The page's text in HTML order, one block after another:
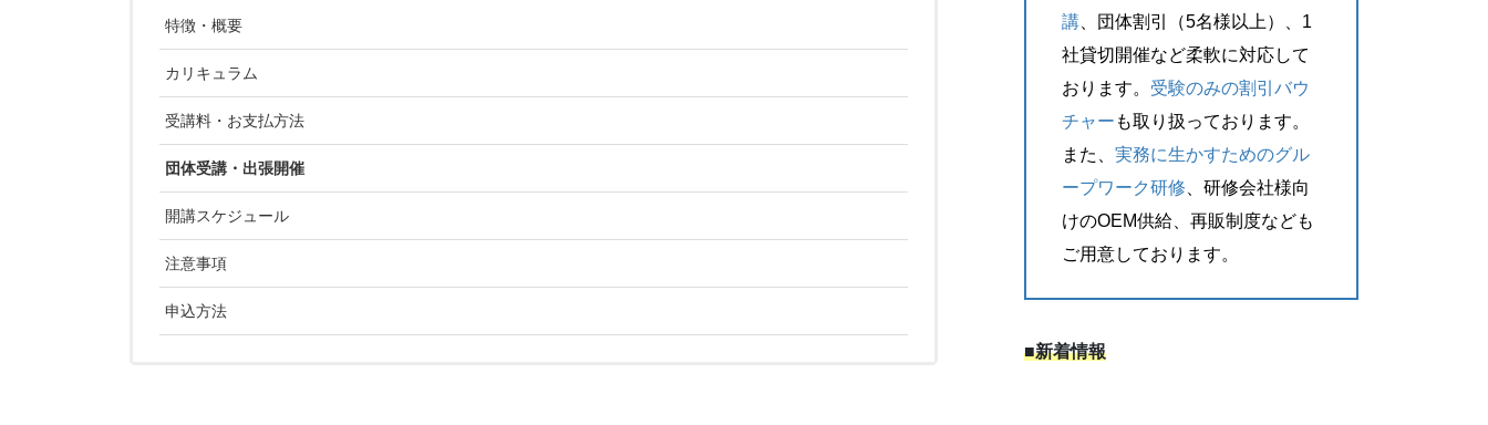
特徴・概要
カリキュラム
受講料・お支払方法
団体受講・出張開催
開講スケジュール
注意事項
申込方法
講 、団体割引（5名様以上）、1
社貸切開催など柔軟に対応して
おります。 受験のみの割引バウ
チャー も取り扱っております。
また、実務に生かすためのグル
ープワーク研修 、研修会社様向
けのOEM供給、再販制度なども
ご用意しております。
■新着情報